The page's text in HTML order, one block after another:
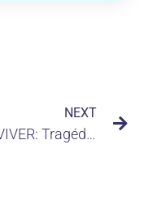
NEXT
BEM VIVER: Tragédia na Turquia, na Síria… Um povo sofre, nós sofremos com eles.